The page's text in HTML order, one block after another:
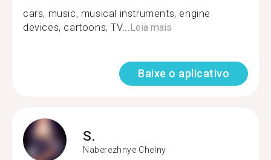
cars, music, musical instruments, engine
devices, cartoons, TV...Leia mais
Baixe o aplicativo
S.
Naberezhnye Chelny